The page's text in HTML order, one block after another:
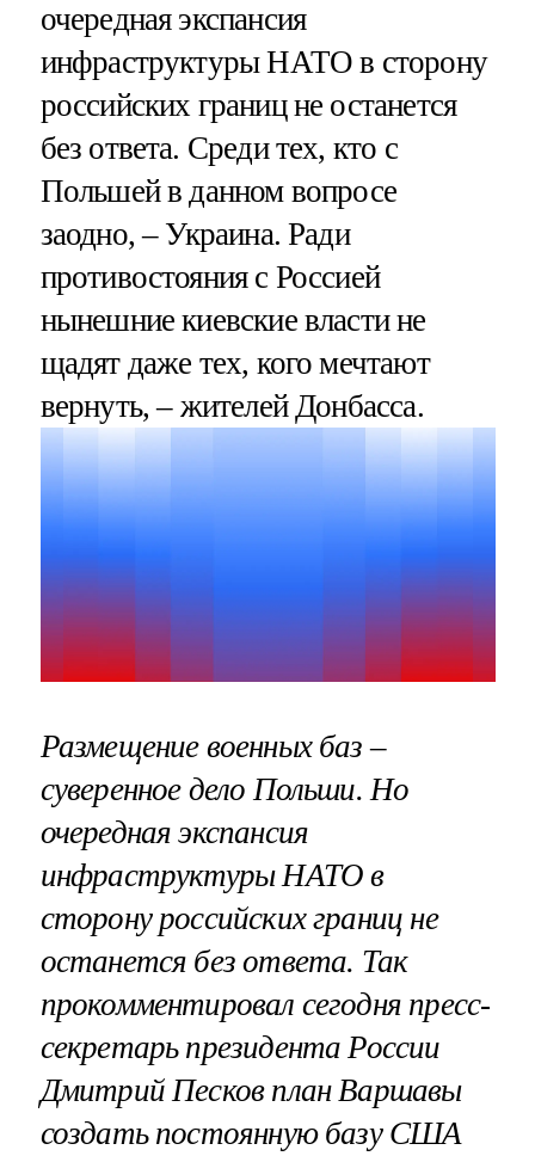
очередная экспансия
инфраструктуры НАТО в сторону
российских границ не останется
без ответа. Среди тех, кто с
Польшей в данном вопросе
заодно, – Украина. Ради
противостояния с Россией
нынешние киевские власти не
щадят даже тех, кого мечтают
вернуть, – жителей Донбасса.
Размещение военных баз –
суверенное дело Польши. Но
очередная экспансия
инфраструктуры НАТО в
сторону российских границ не
останется без ответа. Так
прокомментировал сегодня пресс-
секретарь президента России
Дмитрий Песков план Варшавы
создать постоянную базу США